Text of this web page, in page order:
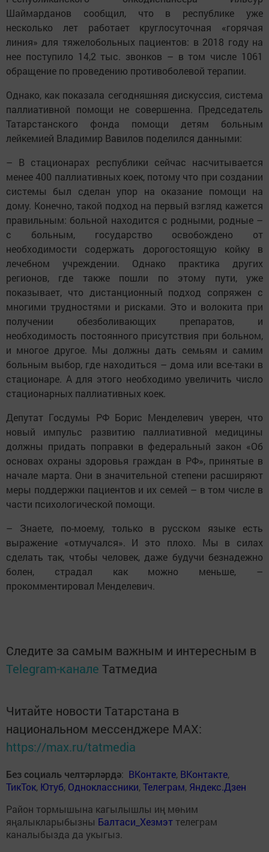
Шаймарданов сообщил, что в республике уже
несколько лет работает круглосуточная «горячая
линия» для тяжелобольных пациентов: в 2018 году на
нее поступило 14,2 тыс. звонков – в том числе 1061
обращение по проведению противоболевой терапии.
Однако, как показала сегодняшняя дискуссия, система
паллиативной помощи не совершенна. Председатель
Татарстанского фонда помощи детям больным
лейкемией Владимир Вавилов поделился данными:
– В стационарах республики сейчас насчитывается
менее 400 паллиативных коек, потому что при создании
системы был сделан упор на оказание помощи на
дому. Конечно, такой подход на первый взгляд кажется
правильным: больной находится с родными, родные –
с больным, государство освобождено от
необходимости содержать дорогостоящую койку в
лечебном учреждении. Однако практика других
регионов, где также пошли по этому пути, уже
показывает, что дистанционный подход сопряжен с
многими трудностями и рисками. Это и волокита при
получении обезболивающих препаратов, и
необходимость постоянного присутствия при больном,
и многое другое. Мы должны дать семьям и самим
больным выбор, где находиться – дома или все-таки в
стационаре. А для этого необходимо увеличить число
стационарных паллиативных коек.
Депутат Госдумы РФ Борис Менделевич уверен, что
новый импульс развитию паллиативной медицины
должны придать поправки в федеральный закон «Об
основах охраны здоровья граждан в РФ», принятые в
начале марта. Они в значительной степени расширяют
меры поддержки пациентов и их семей – в том числе в
части психологической помощи.
– Знаете, по-моему, только в русском языке есть
выражение «отмучался». И это плохо. Мы в силах
сделать так, чтобы человек, даже будучи безнадежно
болен, страдал как можно меньше, –
прокомментировал Менделевич.
Следите за самым важным и интересным в
Telegram-канале Татмедиа
Читайте новости Татарстана в
национальном мессенджере MАХ:
https://max.ru/tatmedia
Без социаль челтәрләрдә: ВКонтакте, ВКонтакте,
ТикТок, Ютуб, Одноклассники,Телеграм, Яндекс.Дзен
Район тормышына кагылышлы иң мөһим
яңалыкларыбызны Балтаси_Хезмэт телеграм
каналыбызда да укыгыз.